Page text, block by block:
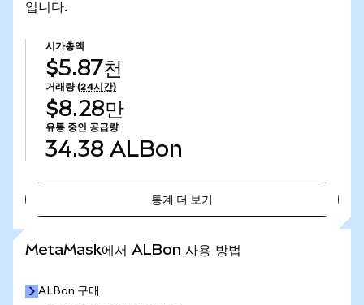
입니다.
시가총액
$5.87천
거래량 (24시간)
$8.28만
유통 중인 공급량
34.38 ALBon
통계 더 보기
MetaMask에서 ALBon 사용 방법
ALBon 구매